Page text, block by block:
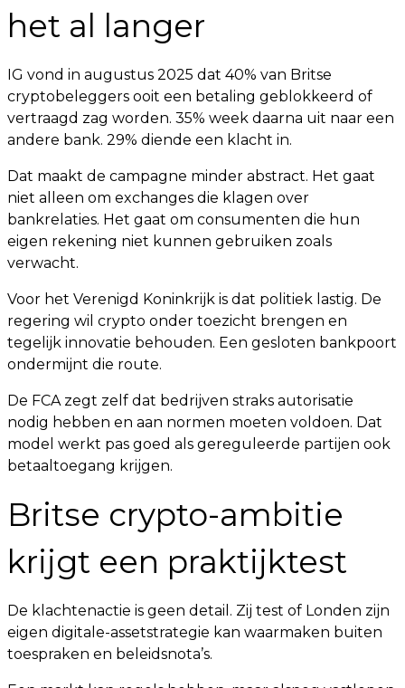
het al langer
IG vond in augustus 2025 dat 40% van Britse
cryptobeleggers ooit een betaling geblokkeerd of
vertraagd zag worden. 35% week daarna uit naar een
andere bank. 29% diende een klacht in.
Dat maakt de campagne minder abstract. Het gaat
niet alleen om exchanges die klagen over
bankrelaties. Het gaat om consumenten die hun
eigen rekening niet kunnen gebruiken zoals
verwacht.
Voor het Verenigd Koninkrijk is dat politiek lastig. De
regering wil crypto onder toezicht brengen en
tegelijk innovatie behouden. Een gesloten bankpoort
ondermijnt die route.
De FCA zegt zelf dat bedrijven straks autorisatie
nodig hebben en aan normen moeten voldoen. Dat
model werkt pas goed als gereguleerde partijen ook
betaaltoegang krijgen.
Britse crypto-ambitie
krijgt een praktijktest
De klachtenactie is geen detail. Zij test of Londen zijn
eigen digitale-assetstrategie kan waarmaken buiten
toespraken en beleidsnota’s.